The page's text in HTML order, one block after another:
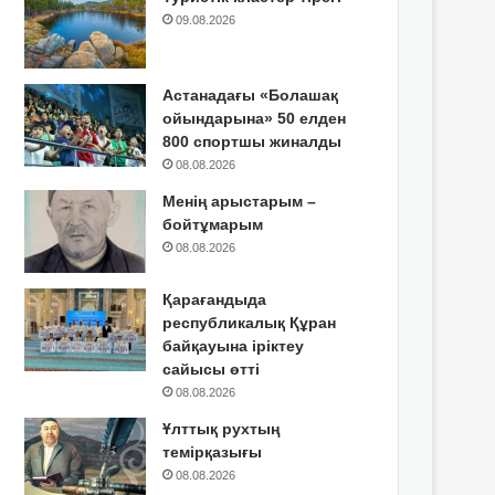
09.08.2026
Астанадағы «Болашақ
ойындарына» 50 елден
800 спортшы жиналды
08.08.2026
Менің арыстарым –
бойтұмарым
08.08.2026
Қарағандыда
республикалық Құран
байқауына іріктеу
сайысы өтті
08.08.2026
Ұлттық рухтың
темірқазығы
08.08.2026